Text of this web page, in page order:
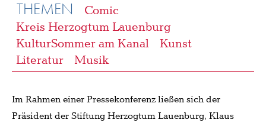
THEMEN
Comic
Kreis Herzogtum Lauenburg
KulturSommer am Kanal
Kunst
Literatur
Musik
Im Rahmen einer Pressekonferenz ließen sich der
Präsident der Stiftung Herzogtum Lauenburg, Klaus